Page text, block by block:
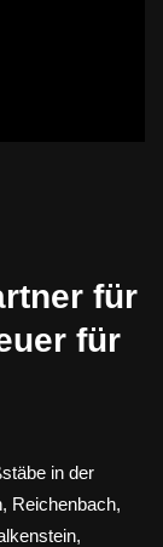
für
für
in der
Reichenbach,